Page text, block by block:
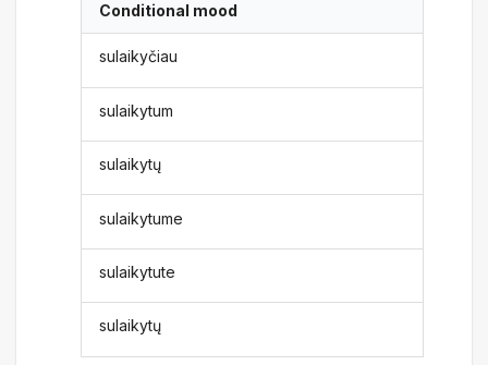
Conditional mood
sulaikyčiau
sulaikytum
sulaikytų
sulaikytume
sulaikytute
sulaikytų